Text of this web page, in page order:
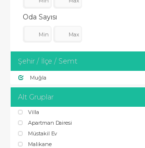
Oda Sayısı
Şehir / İlçe / Semt
Muğla
Alt Gruplar
Villa
Apartman Dairesi
Müstakil Ev
Malikane